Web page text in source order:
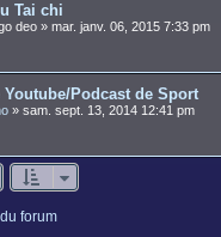
Tai chi
deo » mar. janv. 06, 2015 7:33 pm
Youtube/Podcast de Sport
» sam. sept. 13, 2014 12:41 pm
forum